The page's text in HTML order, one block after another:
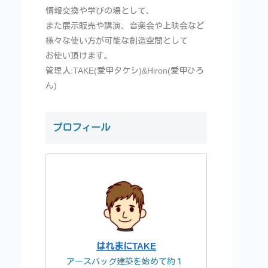
情報交換や学びの場として、
また展示販売や講演、音楽会や上映会など
様々な使い方が可能な創造空間として
お使い頂けます。
管理人:TAKE(愛甲タケシ)&Hiron(愛甲ひろ
ん)
プロフィール
はれまにTAKE
アースバッグ建築を始めて約１